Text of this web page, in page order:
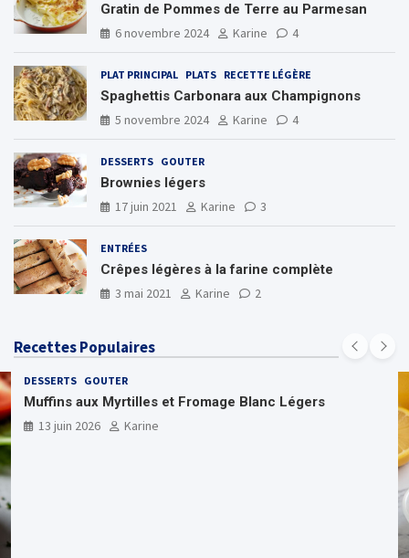
Gratin de Pommes de Terre au Parmesan
6 novembre 2024
Karine 4
PLAT PRINCIPAL PLATS RECETTE LÉGÈRE
Spaghettis Carbonara aux Champignons
5 novembre 2024
Karine 4
DESSERTS GOUTER
Brownies légers
17 juin 2021
Karine 3
ENTRÉES
Crêpes légères à la farine complète
3 mai 2021
Karine 2
Recettes Populaires
DESSERTS GOUTER
Muffins aux Myrtilles et Fromage Blanc Légers
13 juin 2026
Karine